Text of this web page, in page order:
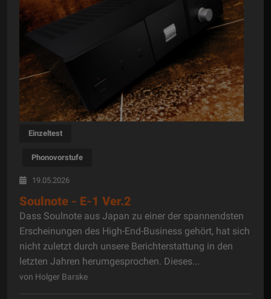
Einzeltest
Phonovorstufe
19.05.2026
Soulnote - E-1 Ver.2
Dass Soulnote aus Japan zu einer der spannendsten
Erscheinungen des High-End-Business gehört, hat sich
nicht zuletzt durch unsere Berichterstattung in den
letzten Jahren herumgesprochen. Dieses...
von Holger Barske